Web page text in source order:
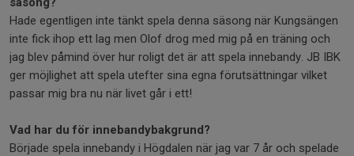
Hade egentligen inte tänkt spela denna säsong när Kungsängen
inte fick ihop ett lag men Olof drog med mig på en träning och
jag blev påmind över hur roligt det är att spela innebandy. JB IBK
ger möjlighet att spela utefter sina egna förutsättningar vilket
passar mig bra nu när livet går i ett!
Vad har du för innebandybakgrund?
Började spela innebandy i Högdalen när jag var 7 år och spelade